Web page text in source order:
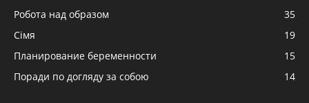
Робота над образом
35
Сімя
19
Планирование беременности
15
Поради по догляду за собою
14